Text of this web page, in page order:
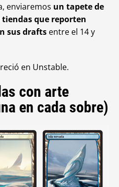
enviaremos un tapete de
que reporten
sus drafts entre el 14 y
en Unstable.
con arte
en cada sobre)